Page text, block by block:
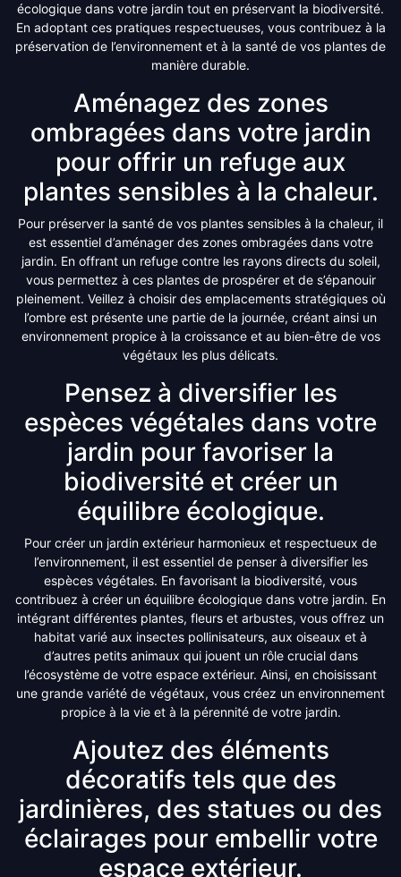
écologique dans votre jardin tout en préservant la biodiversité.
En adoptant ces pratiques respectueuses, vous contribuez à la
préservation de l’environnement et à la santé de vos plantes de
manière durable.
Aménagez des zones
ombragées dans votre jardin
pour offrir un refuge aux
plantes sensibles à la chaleur.
Pour préserver la santé de vos plantes sensibles à la chaleur, il
est essentiel d’aménager des zones ombragées dans votre
jardin. En offrant un refuge contre les rayons directs du soleil,
vous permettez à ces plantes de prospérer et de s’épanouir
pleinement. Veillez à choisir des emplacements stratégiques où
l’ombre est présente une partie de la journée, créant ainsi un
environnement propice à la croissance et au bien-être de vos
végétaux les plus délicats.
Pensez à diversifier les
espèces végétales dans votre
jardin pour favoriser la
biodiversité et créer un
équilibre écologique.
Pour créer un jardin extérieur harmonieux et respectueux de
l’environnement, il est essentiel de penser à diversifier les
espèces végétales. En favorisant la biodiversité, vous
contribuez à créer un équilibre écologique dans votre jardin. En
intégrant différentes plantes, fleurs et arbustes, vous offrez un
habitat varié aux insectes pollinisateurs, aux oiseaux et à
d’autres petits animaux qui jouent un rôle crucial dans
l’écosystème de votre espace extérieur. Ainsi, en choisissant
une grande variété de végétaux, vous créez un environnement
propice à la vie et à la pérennité de votre jardin.
Ajoutez des éléments
décoratifs tels que des
jardinières, des statues ou des
éclairages pour embellir votre
espace extérieur.